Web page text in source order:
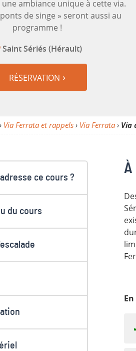
Via Ferrata et rappels› Via Ferrata› Via
une ambiance unique à cette via.
de singe » seront aussi au
programme !
Saint Sériés (Hérault)
RÉSERVATION
ce cours ?
du cours
À